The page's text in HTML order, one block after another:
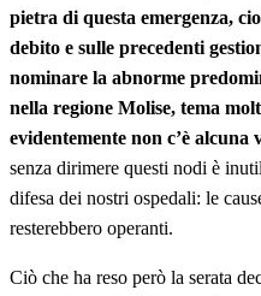
pietra di questa emergenza,
debito e sulle precedenti
nominare la abnorme
nella regione Molise, tema
evidentemente non c’è
senza dirimere questi nodi è
difesa dei nostri ospedali: le
resterebbero operanti.
Ciò che ha reso però la serata